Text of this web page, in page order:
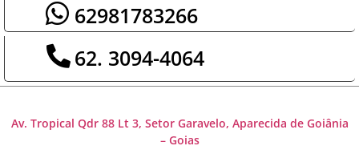
62981783266
62. 3094-4064
Av. Tropical Qdr 88 Lt 3, Setor Garavelo, Aparecida de Goiânia
– Goias